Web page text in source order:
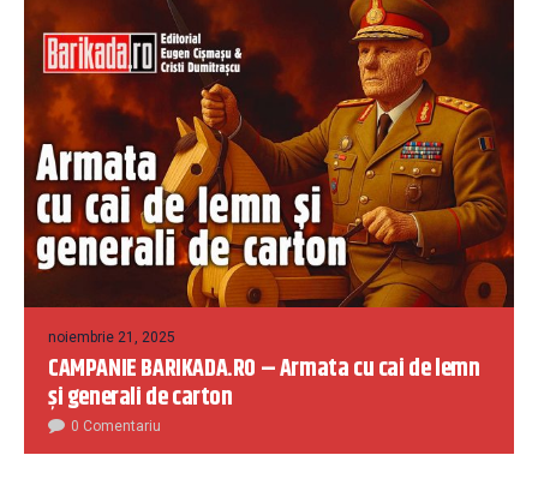
noiembrie 21, 2025
CAMPANIE BARIKADA.RO – Armata cu cai de lemn
și generali de carton
0 Comentariu